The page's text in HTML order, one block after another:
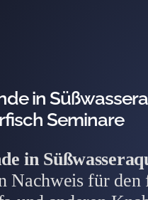
in
Seminare
in
Nachweis für